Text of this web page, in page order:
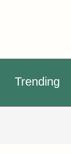
Trending